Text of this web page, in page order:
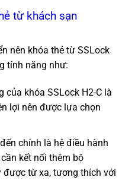
từ khách sạn
nên khóa thẻ từ SSLock
tính năng như:
khóa SSLock H2-C là
lợi nên được lựa chọn
chính là hệ điều hành
kết nối thêm bộ
từ xa, tương thích với